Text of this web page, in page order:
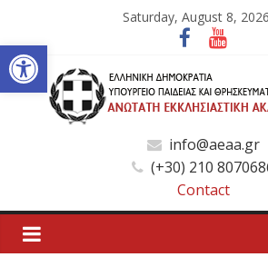
Open toolbar
content
Saturday, August 8, 2026
Ανώτατηinfo@aeaa.gr
(+30) 210
Contact